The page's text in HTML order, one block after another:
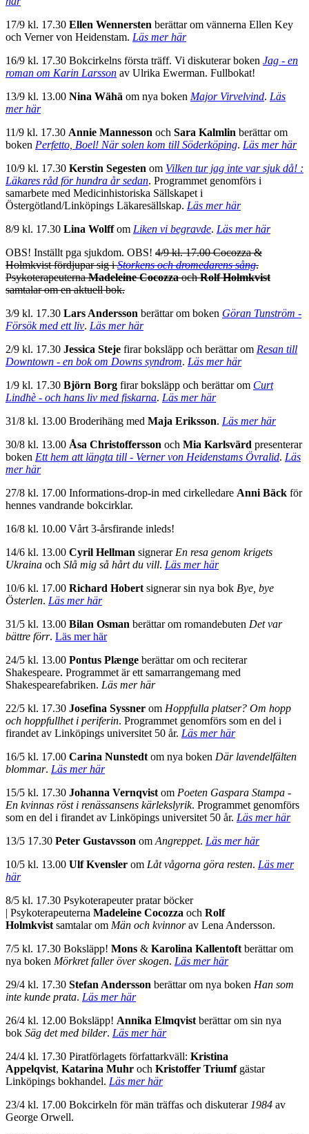
17/9 kl. 17.30 Ellen Wennersten berättar om vännerna Ellen Key
och Verner von Heidenstam. Läs mer här
16/9 kl. 17.30 Bokcirkelns första träff. Vi diskuterar boken Jag - en
roman om Karin Larsson av Ulrika Ewerman. Fullbokat!
13/9 kl. 13.00 Nina Wähä om nya boken Major Virvelvind. Läs
mer här
11/9 kl. 17.30 Annie Mannesson och Sara Kalmlin berättar om
boken Perfetto, Boel! När solen kom till Söderköping. Läs mer här
10/9 kl. 17.30 Kerstin Segesten om Vilken tur jag inte var sjuk då! :
Läkares råd för hundra år sedan. Programmet genomförs i
samarbete med Medicinhistoriska Sällskapet i
Östergötland/Linköpings Läkaresällskap. Läs mer här
8/9 kl. 17.30 Lina Wolffom Liken vi begravde. Läs mer här
OBS! Inställt pga sjukdom. OBS! 4/9 kl. 17.00 Cocozza &
Holmkvist fördjupar sig iStorkens och dromedarens sång.
PsykoterapeuternaMadeleine CocozzaochRolf Holmkvist
samtalar om en aktuell bok.
3/9 kl. 17.30 Lars Andersson berättar om boken Göran Tunström -
Försök med ett liv. Läs mer här
2/9 kl. 17.30 Jessica Steje firar boksläpp och berättar om Resan till
Downtown - en bok om Downs syndrom. Läs mer här
1/9 kl. 17.30 Björn Borg firar boksläpp och berättar om Curt
Lindhè - och hans liv med fiskarna. Läs mer här
31/8 kl. 13.00 Broderihäng med Maja Eriksson. Läs mer här
30/8 kl. 13.00 Åsa Christoffersson och Mia Karlsvärd presenterar
boken Ett hem att längta till - Verner von Heidenstams Övralid. Läs
mer här
27/8 kl. 17.00 Informations-drop-in med cirkelledare Anni Bäck för
hennes vandrande bokcirklar.
16/8 kl. 10.00 Vårt 3-årsfirande inleds!
14/6 kl. 13.00 Cyril Hellman signerar En resa genom krigets
Ukraina och Slå mig så hårt du vill. Läs mer här
10/6 kl. 17.00 Richard Hobert signerar sin nya bok Bye, bye
Österlen. Läs mer här
31/5 kl. 13.00 Bilan Osman berättar om romandebuten Det var
bättre förr. Läs mer här
24/5 kl. 13.00 Pontus Plænge berättar om och reciterar
Shakespeare. Programmet är ett samarrangemang med
Shakespearefabriken. Läs mer här
22/5 kl. 17.30 Josefina Syssner om Hoppfulla platser? Om hopp
och hoppfullhet i periferin. Programmet genomförs som en del i
firandet av Linköpings universitet 50 år. Läs mer här
16/5 kl. 17.00 Carina Nunstedt om nya boken Där lavendelfälten
blommar. Läs mer här
15/5 kl. 17.30 Johanna Vernqvist om Poeten Gaspara Stampa -
En kvinnas röst i renässansens kärlekslyrik. Programmet genomförs
som en del i firandet av Linköpings universitet 50 år. Läs mer här
13/5 17.30 Peter Gustavsson om Angreppet. Läs mer här
10/5 kl. 13.00 Ulf Kvensler om Låt vågorna göra resten. Läs mer
här
8/5 kl. 17.30 Psykoterapeuter pratar böcker
| Psykoterapeuterna Madeleine Cocozza och Rolf
Holmkvist samtalar om Män och kvinnorav Lena Andersson.
7/5 kl. 17.30 Boksläpp! Mons & Karolina Kallentoft berättar om
nya boken Mörkret faller över skogen. Läs mer här
29/4 kl. 17.30 Stefan Andersson berättar om nya boken Han som
inte kunde prata. Läs mer här
26/4 kl. 12.00 Boksläpp! Annika Elmqvist berättar om sin nya
bok Säg det med bilder. Läs mer här
24/4 kl. 17.30 Piratförlagets författarkväll: Kristina
Appelqvist, Katarina Muhr och Kristoffer Triumfgästar
Linköpings bokhandel. Läs mer här
23/4 kl. 17.00 Bokcirkeln för män träffas och diskuterar 1984 av
George Orwell.